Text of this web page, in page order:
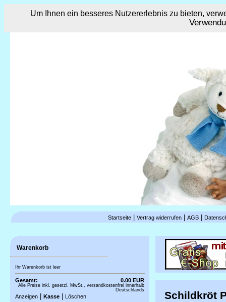
Um Ihnen ein besseres Nutzererlebnis zu bieten,
Startseite| Vertrag widerrufen| AGB|
Warenkorb
Ihr Warenkorb ist leer
Gesamt: 0.00 EUR
Alle Preise inkl. gesetzl. MwSt., versandkostenfrei innerhalb
Deutschlands
Anzeigen Kasse Löschen Schildkröt